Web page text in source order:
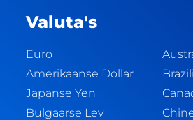
Valuta's
Euro
Amerikaanse Dollar
Japanse Yen
Bulgaarse Lev